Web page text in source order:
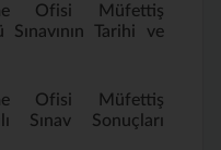
Ofisi Müfettiş
Sınavının Tarihi ve
Ofisi Müfettiş
Sınav Sonuçları